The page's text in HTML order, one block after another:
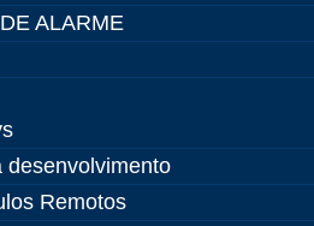
ALARME
desenvolvimento
Remotos